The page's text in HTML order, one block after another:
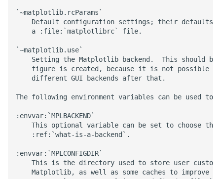
`~matplotlib.rcParams`
Default configuration settings; their defaults
    a :file:`matplotlibrc` file.
`~matplotlib.use`
Setting the Matplotlib backend.  This should be
figure is created, because it is not possible
    different GUI backends after that.
The following environment variables can be used to
:envvar:`MPLBACKEND`
This optional variable can be set to choose the
    :ref:`what-is-a-backend`.
:envvar:`MPLCONFIGDIR`
This is the directory used to store user
Matplotlib, as well as some caches to improve